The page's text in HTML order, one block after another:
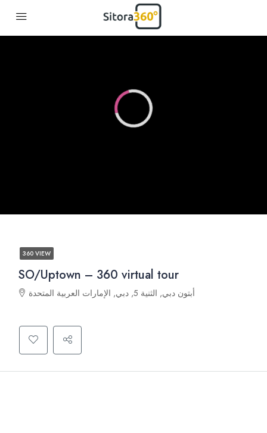
360 VIEW
SO/Uptown – 360 virtual tour
أبتون دبي, الثنية 5, دبي, الإمارات العربية المتحدة